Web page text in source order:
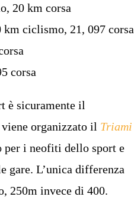
20 km corsa
ciclismo, 21, 097 corsa
corsa
è sicuramente il
organizzato il Triami
per i neofiti dello sport e
gare. L’unica differenza
250m invece di 400.